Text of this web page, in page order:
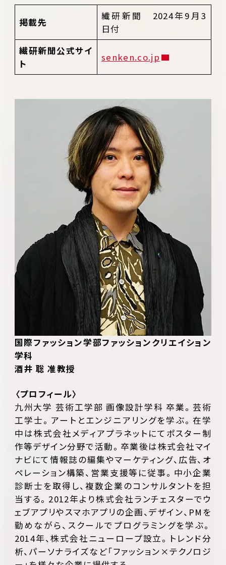
掲載先
繊研新聞 2024年9月3
日付
繊研新聞公式サイ
ト
senken.co.jp
国際ファッション学部ファッションクリエイション
学科
酒井 聡 准教授
〈プロフィール〉
九州大学 芸術工学部 画像設計学科 卒業。芸術
工学士。アートとエンジニアリングを学ぶ。在学
中は株式会社メディアプラネットにてポスター制
作等デザイン分野で活動。卒業後は株式会社マイ
ナビにて情報誌の編集やマーケティング、広告、オ
ペレーション構築、営業支援等に従事。中小企業
診断士を取得し、複数企業のコンサルタントを担
当する。2012年より株式会社ランチェスターでウ
ェブアプリやスマホアプリの企画、デザイン、PMを
勤めながら、スクールでプログラミングを学ぶ。
2014年、株式会社ニューロープ設立。トレンド分
析、パーソナライズなど「ファッション×テクノロジ